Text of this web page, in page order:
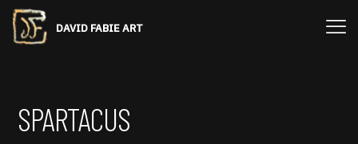
DAVID FABIE ART
SPARTACUS